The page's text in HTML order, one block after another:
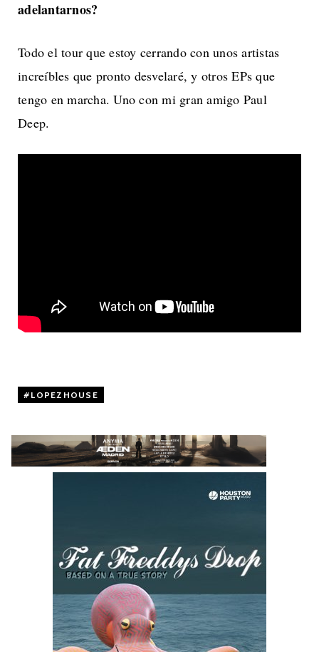
adelantarnos?
Todo el tour que estoy cerrando con unos artistas
increíbles que pronto desvelaré, y otros EPs que
tengo en marcha. Uno con mi gran amigo Paul
Deep.
LOPEZHOUSE